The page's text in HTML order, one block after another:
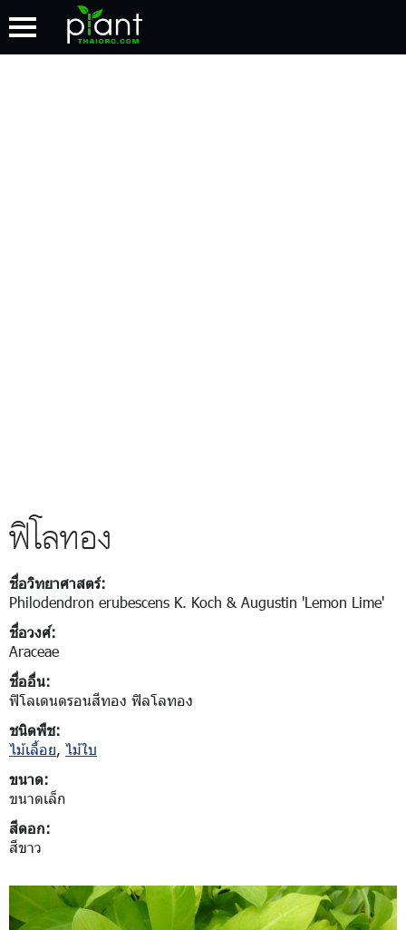
ฟิโลทอง
ชื่อวิทยาศาสตร์:
Philodendron erubescens K. Koch & Augustin 'Lemon Lime'
ชื่อวงศ์:
Araceae
ชื่ออื่น:
ฟิโลเดนดรอนสีทอง ฟิลโลทอง
ชนิดพืช:
ไม้เลื้อย, ไม้ใบ
ขนาด:
ขนาดเล็ก
สีดอก:
สีขาว